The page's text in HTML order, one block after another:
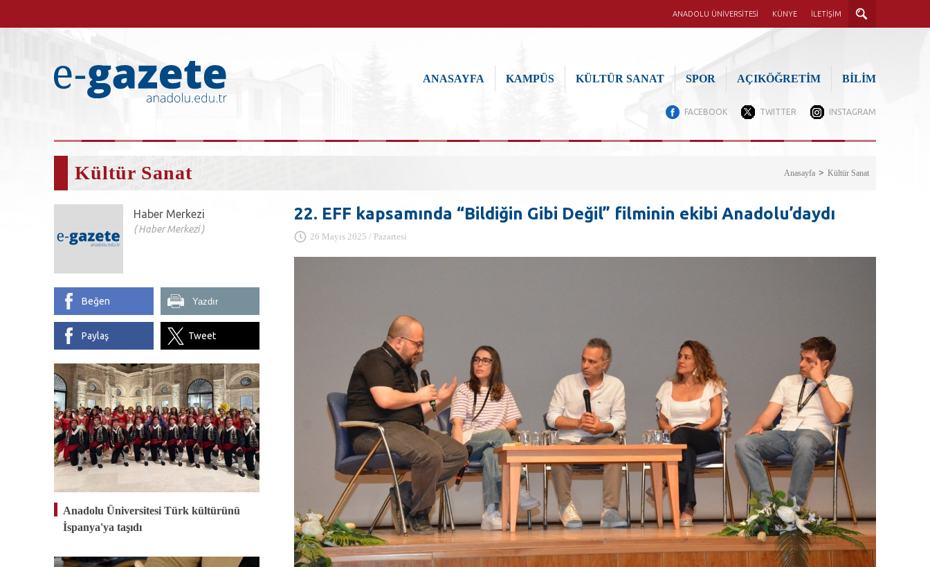
ANADOLU ÜNİVERSİTESİ KÜNYE İLETİŞİM
ANASAYFA KAMPÜS KÜLTÜR SANAT SPOR AÇIKÖĞRETİM BİLİM
FACEBOOK TWITTER INSTAGRAM
Kültür Sanat Anasayfa Kültür Sanat
22. EFF kapsamında “Bildiğin Gibi Değil” filminin ekibi Anadolu’daydı
26 Mayıs 2025 / Pazartesi
Haber Merkezi
Haber Merkezi
Beğen Yazdır
Paylaş Tweet
Anadolu Üniversitesi Türk kültürünü
İspanya'ya taşıdı